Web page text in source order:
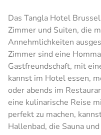
Das Tangla Hotel
Zimmer und Suiten, die
Annehmlichkeiten
Zimmer sind eine
Gastfreundschaft, mit
kannst im Hotel essen,
oder abends im
eine kulinarische Reise
perfekt zu machen,
Hallenbad, die Sauna